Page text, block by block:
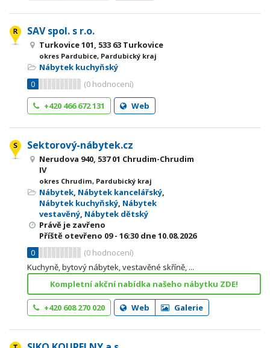
SAV spol. s r.o.
Turkovice 101, 533 63 Turkovice
okres Pardubice, Pardubický kraj
Nábytek kuchyňský
0
(0 hodnocení)
+420 466 672 131
Web
Sektorový-nábytek.cz
Nerudova 940, 537 01 Chrudim-Chrudim
IV
okres Chrudim, Pardubický kraj
Nábytek, Nábytek kancelářský,
Nábytek kuchyňský, Nábytek
vestavěný, Nábytek dětský
Právě je zavřeno
Příště otevřeno 09 - 16:30 dne 10.08.2026
0
(0 hodnocení)
Kuchyně, bytový nábytek, vestavěné skříně, ...
Kompletní akční nabídka našeho nábytku ZDE!
+420 608 270 020 Web Galerie